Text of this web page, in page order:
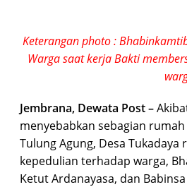
Keterangan photo :
Warga saat kerja Bakti
Jembrana, Dewata Post –
menyebabkan sebagian
Tulung Agung, Desa
kepedulian terhadap warga,
Ketut Ardanayasa, dan